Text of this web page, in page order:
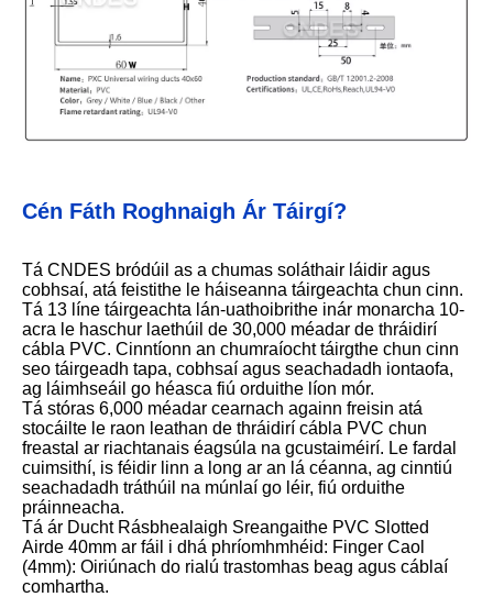
Cén Fáth Roghnaigh Ár Táirgí?
Tá CNDES bródúil as a chumas soláthair láidir agus
cobhsaí, atá feistithe le háiseanna táirgeachta chun cinn.
Tá 13 líne táirgeachta lán-uathoibrithe inár monarcha 10-
acra le haschur laethúil de 30,000 méadar de thráidirí
cábla PVC. Cinntíonn an chumraíocht táirgthe chun cinn
seo táirgeadh tapa, cobhsaí agus seachadadh iontaofa,
ag láimhseáil go héasca fiú orduithe líon mór.
Tá stóras 6,000 méadar cearnach againn freisin atá
stocáilte le raon leathan de thráidirí cábla PVC chun
freastal ar riachtanais éagsúla na gcustaiméirí. Le fardal
cuimsithí, is féidir linn a long ar an lá céanna, ag cinntiú
seachadadh tráthúil na múnlaí go léir, fiú orduithe
práinneacha.
Tá ár Ducht Rásbhealaigh Sreangaithe PVC Slotted
Airde 40mm ar fáil i dhá phríomhmhéid: Finger Caol
(4mm): Oiriúnach do rialú trastomhas beag agus cáblaí
comhartha.